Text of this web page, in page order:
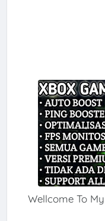
Wellcome To My